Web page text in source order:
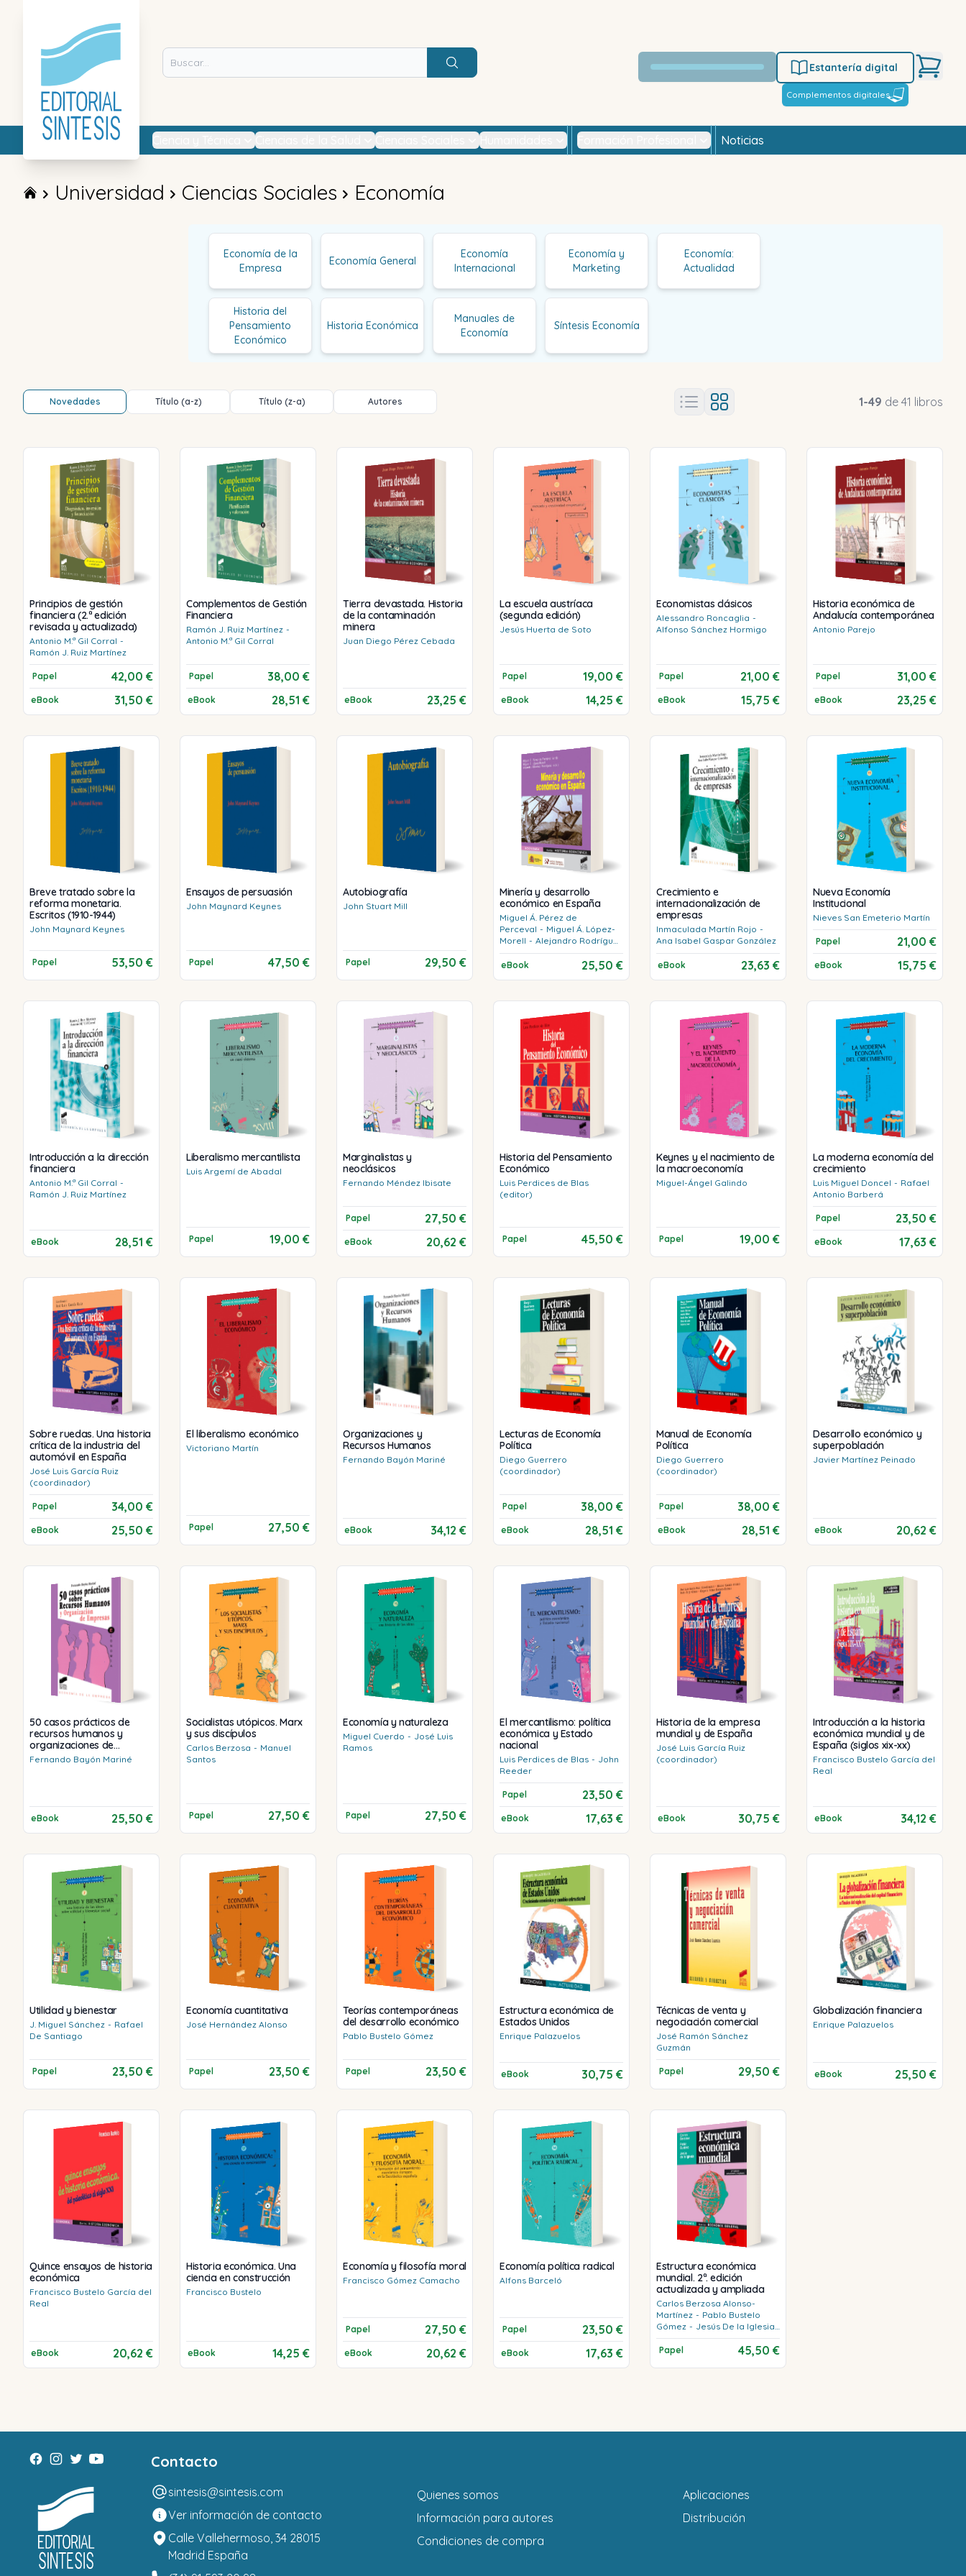
Buscar
Estantería digital
Complementos digitales
Noticias
Universidad Ciencias Sociales Economía
Economía de la
Empresa
Economía General
Economía
Internacional
Economía y
Marketing
Economía:
Actualidad
Historia del
Pensamiento
Económico
Historia Económica
Manuales de
Economía
Síntesis Economía
Novedades Título (a-z) Título (z-a) Autores 1-49 de 41 libros
Principios de gestión
financiera (2.ª edición
revisada y actualizada)
Antonio M.ª Gil Corral -
Ramón J. Ruiz Martínez
Papel 42,00 €
eBook 31,50 €
Complementos de Gestión
Financiera
Ramón J. Ruiz Martínez -
Antonio M.ª Gil Corral
Papel 38,00 €
eBook 28,51 €
Tierra devastada. Historia
de la contaminación
minera
Juan Diego Pérez Cebada
eBook 23,25 €
La escuela austríaca
(segunda edición)
Jesús Huerta de Soto
Papel 19,00 €
eBook 14,25 €
Economistas clásicos
Alessandro Roncaglia -
Alfonso Sánchez Hormigo
Papel 21,00 €
eBook 15,75 €
Historia económica de
Andalucía contemporánea
Antonio Parejo
Papel 31,00 €
eBook 23,25 €
Breve tratado sobre la
reforma monetaria.
Escritos (1910-1944)
John Maynard Keynes
Papel 53,50 €
Ensayos de persuasión
John Maynard Keynes
Papel 47,50 €
Autobiografía
John Stuart Mill
Papel 29,50 €
Minería y desarrollo
económico en España
Miguel Á. Pérez de
Perceval - Miguel Á. López-
Morell - Alejandro Rodríguez
(eds.)
eBook
25,50 €
Crecimiento e
internacionalización de
empresas
Inmaculada Martín Rojo -
Ana Isabel Gaspar González
eBook 23,63 €
Nueva Economía
Institucional
Nieves San Emeterio Martín
Papel 21,00 €
eBook 15,75 €
Introducción a la dirección
financiera
Antonio M.ª Gil Corral -
Ramón J. Ruiz Martínez
eBook 28,51 €
Liberalismo mercantilista
Luis Argemí de Abadal
Papel 19,00 €
Marginalistas y
neoclásicos
Fernando Méndez Ibisate
Papel 27,50 €
eBook 20,62 €
Historia del Pensamiento
Económico
Luis Perdices de Blas
(editor)
Papel 45,50 €
Keynes y el nacimiento de
la macroeconomía
Miguel-Ángel Galindo
Papel 19,00 €
La moderna economía del
crecimiento
Luis Miguel Doncel - Rafael
Antonio Barberá
Papel 23,50 €
eBook 17,63 €
Sobre ruedas. Una historia
crítica de la industria del
automóvil en España
José Luis García Ruiz
(coordinador)
Papel 34,00 €
eBook 25,50 €
El liberalismo económico
Victoriano Martín
Papel 27,50 €
Organizaciones y
Recursos Humanos
Fernando Bayón Mariné
eBook 34,12 €
Lecturas de Economía
Política
Diego Guerrero
(coordinador)
Papel 38,00 €
eBook 28,51 €
Manual de Economía
Política
Diego Guerrero
(coordinador)
Papel 38,00 €
eBook 28,51 €
Desarrollo económico y
superpoblación
Javier Martínez Peinado
eBook 20,62 €
50 casos prácticos de
recursos humanos y
organizaciones de
empresas
Fernando Bayón Mariné
eBook 25,50 €
Socialistas utópicos. Marx
y sus discípulos
Carlos Berzosa - Manuel
Santos
Papel 27,50 €
Economía y naturaleza
Miguel Cuerdo - José Luis
Ramos
Papel 27,50 €
El mercantilismo: política
económica y Estado
nacional
Luis Perdices de Blas - John
Reeder
Papel 23,50 €
eBook 17,63 €
Historia de la empresa
mundial y de España
José Luis García Ruiz
(coordinador)
eBook 30,75 €
Introducción a la historia
económica mundial y de
España (siglos xix-xx)
Francisco Bustelo García del
Real
eBook 34,12 €
Utilidad y bienestar
J. Miguel Sánchez - Rafael
De Santiago
Papel 23,50 €
Economía cuantitativa
José Hernández Alonso
Papel 23,50 €
Teorías contemporáneas
del desarrollo económico
Pablo Bustelo Gómez
Papel 23,50 €
Estructura económica de
Estados Unidos
Enrique Palazuelos
eBook 30,75 €
Técnicas de venta y
negociación comercial
José Ramón Sánchez
Guzmán
Papel 29,50 €
Globalización financiera
Enrique Palazuelos
eBook 25,50 €
Quince ensayos de historia
económica
Francisco Bustelo García del
Real
eBook 20,62 €
Historia económica. Una
ciencia en construcción
Francisco Bustelo
eBook 14,25 €
Economía y filosofía moral
Francisco Gómez Camacho
Papel 27,50 €
eBook 20,62 €
Economía política radical
Alfons Barceló
Papel 23,50 €
eBook 17,63 €
Estructura económica
mundial. 2ª. edición
actualizada y ampliada
Carlos Berzosa Alonso-
Martínez - Pablo Bustelo
Gómez - Jesús De la Iglesia
García
Papel
45,50 €
Contacto
sintesis@sintesis.com
Ver información de contacto
Calle Vallehermoso, 34 28015
Madrid España
Quienes somos
Información para autores
Condiciones de compra
Aplicaciones
Distribución